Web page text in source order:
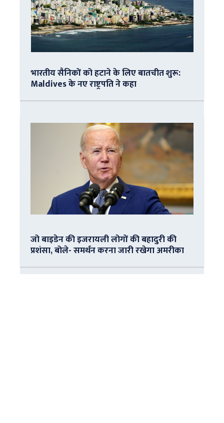
भारतीय सैनिकों को हटाने के लिए बातचीत शुरू:
Maldives के नए राष्ट्रपति ने कहा
जो बाइडेन की इजरायली लोगों की बहादुरी की
प्रशंसा, बोले- समर्थन करना जारी रखेगा अमरीका